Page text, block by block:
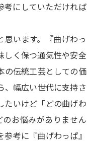
考にしていただければ
います。『曲げわっ
しく保つ通気性や安全
の伝統工芸としての価
、幅広い世代に支持さ
たいけど「どの曲げわ
お悩みがありません
考に『曲げわっぱ』